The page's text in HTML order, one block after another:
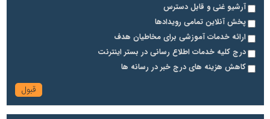
آرشیو غنی و قابل دسترس
پخش آنلاین تمامی رویدادها
ارائه خدمات آموزشی برای مخاطیان هدف
درج کلیه خدمات اطلاع رسانی در بستر اینترنت
کاهش هزینه های درج خبر در رسانه ها